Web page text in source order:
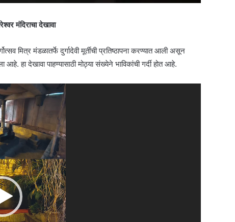
मंदिराचा देखावा
मित्र मंडळातर्फे दुर्गादेवी मूर्तीची प्रतिष्ठापना करण्यात आली असून
हा देखावा पाहण्यासाठी मोठ्या संख्येने भाविकांची गर्दी होत आहे.